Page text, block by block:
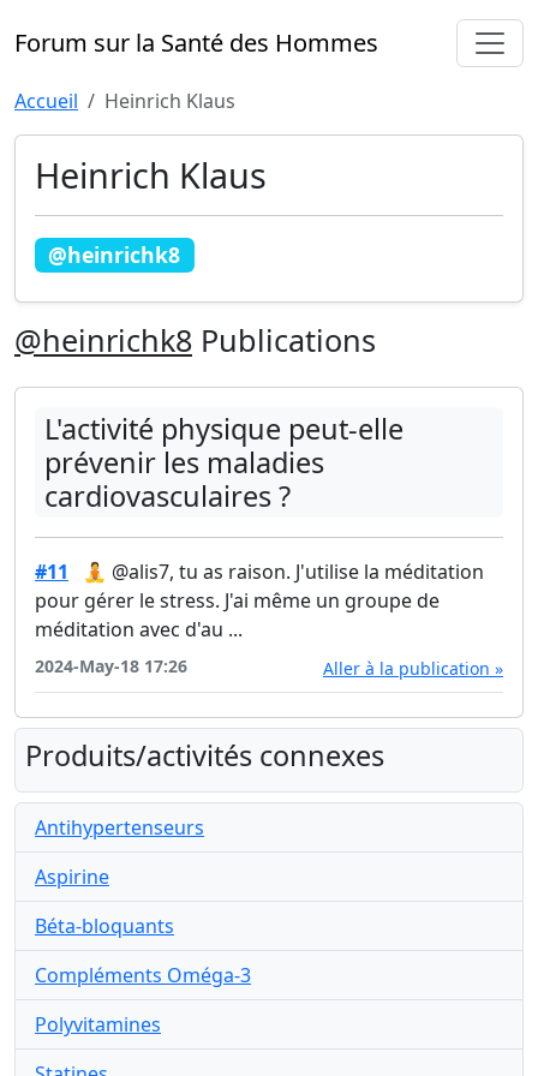
Forum sur la Santé des Hommes
Accueil Heinrich Klaus
Heinrich Klaus
@heinrichk8
@heinrichk8 Publications
L'activité physique peut-elle
prévenir les maladies
cardiovasculaires ?
#11
🧘 @alis7, tu as raison. J'utilise la méditation
pour gérer le stress. J'ai même un groupe de
méditation avec d'au ...
2024-May-18 17:26 Aller à la publication »
Produits/activités connexes
Antihypertenseurs
Aspirine
Béta-bloquants
Compléments Oméga-3
Polyvitamines